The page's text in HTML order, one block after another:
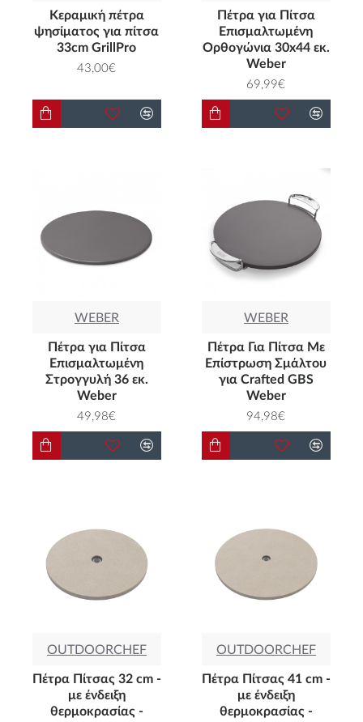
Κεραμική πέτρα
ψησίματος για πίτσα
33cm GrillPro
43,00€
Πέτρα για Πίτσα
Επισμαλτωμένη
Ορθογώνια 30x44 εκ.
Weber
69,99€
WEBER
Πέτρα για Πίτσα
Επισμαλτωμένη
Στρογγυλή 36 εκ.
Weber
49,98€
WEBER
Πέτρα Για Πίτσα Με
Επίστρωση Σμάλτου
για Crafted GBS
Weber
94,98€
OUTDOORCHEF
Πέτρα Πίτσας 32 cm -
με ένδειξη
θερμοκρασίας -
OUTDOORCHEF
Πέτρα Πίτσας 41 cm -
με ένδειξη
θερμοκρασίας -